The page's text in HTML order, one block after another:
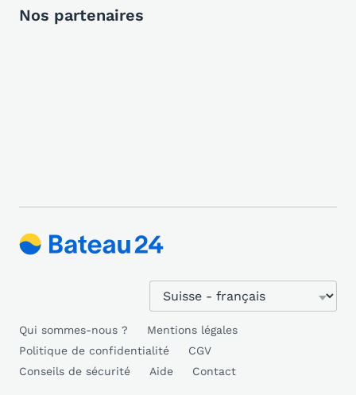
Nos partenaires
Qui sommes-nous ?
Mentions légales
Politique de confidentialité
CGV
Conseils de sécurité
Aide Contact